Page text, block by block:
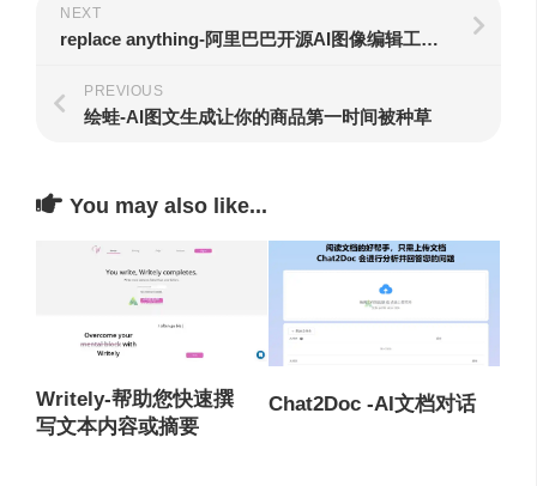
NEXT
replace anything-阿里巴巴开源AI图像编辑工具，智能替换工具
PREVIOUS
绘蛙-AI图文生成让你的商品第一时间被种草
You may also like...
Writely-帮助您快速撰
写文本内容或摘要
Chat2Doc -AI文档对话